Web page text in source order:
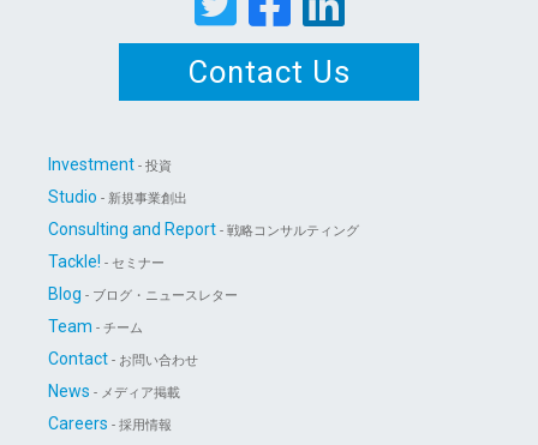
Contact Us
Investment - 投資
Studio - 新規事業創出
Consulting and Report - 戦略コンサルティング
Tackle! - セミナー
Blog - ブログ・ニュースレター
Team - チーム
Contact - お問い合わせ
News - メディア掲載
Careers - 採用情報